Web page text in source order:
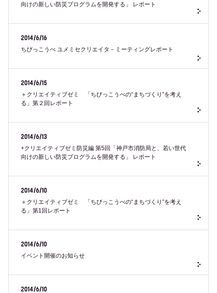
向けの新しい防災プログラムを開発する」 レポート
2014/6/16
ちびっこうべ ユメミセクリエイタ－ミーティングレポート
2014/6/15
＋クリエイティブゼミ 「ちびっこうべの“まちづくり”を考え
る」第２回レポート
2014/6/13
+クリエイティブゼミ防災編 第5回「神戸市消防局と、若い世代
向けの新しい防災プログラムを開発する」 レポート
2014/6/10
＋クリエイティブゼミ 「ちびっこうべの“まちづくり”を考え
る」第1回レポート
2014/6/10
イベント開催のお知らせ
2014/6/10